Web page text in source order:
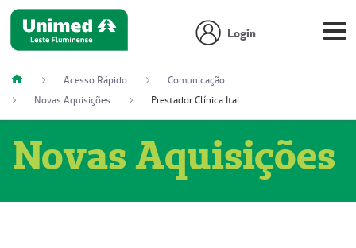
Login
Acesso Rápido
Comunicação
Novas Aquisições
Prestador Clínica Itaipú Ltda (51004348-2)
Novas Aquisições